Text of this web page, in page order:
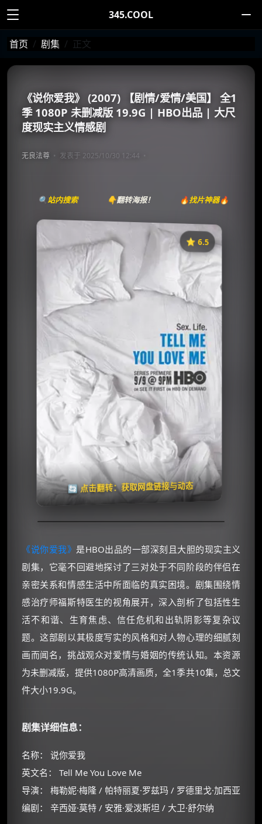
345.COOL
首页 剧集 正文
《说你爱我》 (2007) 【剧情/爱情/美国】 全1
季 1080P 未删减版 19.9G | HBO出品 | 大尺
度现实主义情感剧
无良法尊 发表于 2025/10/30 12:44
🔍站内搜索 👇翻转海报！ 🔥找片神器🔥
⭐️ 6.5
🔄 点击翻转：获取网盘链接与动态
《说你爱我》
⭐
收藏
⭐️ 评分：6.5 | 🎬 2007年
✅ 已完结
失效请反馈
🧧️
天天领红包
《说你爱我》 是HBO出品的一部深刻且大胆的现实主义
剧集，它毫不回避地探讨了三对处于不同阶段的伴侣在
亲密关系和情感生活中所面临的真实困境。剧集围绕情
感治疗师福斯特医生的视角展开，深入剖析了包括性生
活不和谐、生育焦虑、信任危机和出轨阴影等复杂议
题。这部剧以其极度写实的风格和对人物心理的细腻刻
画而闻名，挑战观众对爱情与婚姻的传统认知。本资源
为未删减版，提供1080P高清画质，全1季共10集，总文
件大小19.9G。
剧集详细信息：
名称： 说你爱我
英文名： Tell Me You Love Me
导演： 梅勒妮·梅隆 / 帕特丽夏·罗兹玛 / 罗德里戈·加西亚
编剧： 辛西娅·莫特 / 安雅·爱泼斯坦 / 大卫·舒尔纳